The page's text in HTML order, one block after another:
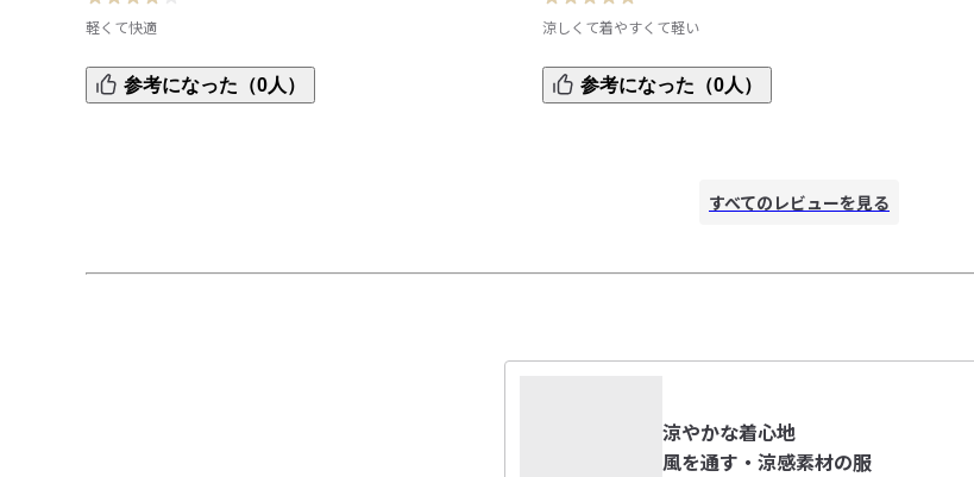
軽くて快適
こうゆうタイプの服は着ないけど、風を通す涼しい服なら着
てみようと思い去年？
参考になった（0人）
涼しくて着やすくて軽い
ダボッと着る事が多いのでLサイズを選ぶ事がほとんどです
が、身長からだと丈の心配がありМサイズを試着
参考になった（0人）
すべてのレビューを見る
涼やかな着心地
風を通す・涼感素材の服